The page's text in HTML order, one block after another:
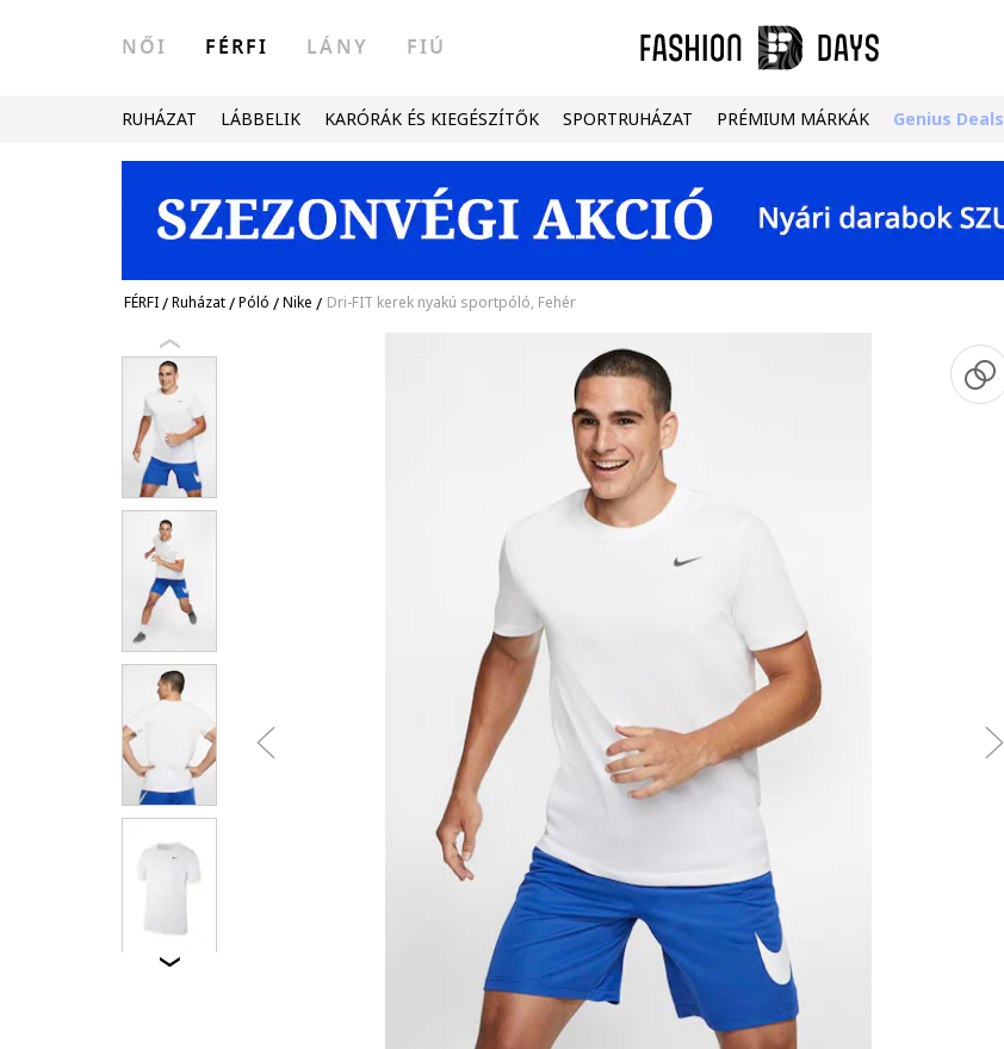
NŐI FÉRFI LÁNY FIÚ
RUHÁZAT LÁBBELIK KARÓRÁK ÉS KIEGÉSZÍTŐK SPORTRUHÁZAT PRÉMIUM MÁRKÁK Genius Deals
FÉRFI/Ruházat/Póló /Nike / Dri-FIT kerek nyakú sportpóló, Fehér